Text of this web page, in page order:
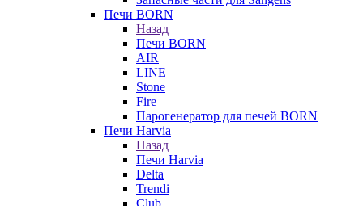
Печи BORN
Назад
Печи BORN
AIR
LINE
Stone
Fire
Парогенератор для печей BORN
Печи Harvia
Назад
Печи Harvia
Delta
Trendi
Club